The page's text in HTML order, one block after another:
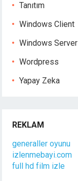
Tanıtım
Windows Client
Windows Server
Wordpress
Yapay Zeka
REKLAM
generaller oyunu
izlenmebayi.com
full hd film izle